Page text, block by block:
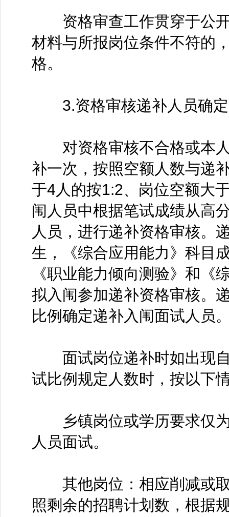
资格审查工作贯穿于公开
材料与所报岗位条件不符的
格。
3.资格审核递补人员确定
对资格审核不合格或本人
补一次，按照空额人数与递
于4人的按1:2、岗位空额大
闱人员中根据笔试成绩从高
人员，进行递补资格审核。
生，《综合应用能力》科目
《职业能力倾向测验》和《
拟入闱参加递补资格审核。
比例确定递补入闱面试人员
面试岗位递补时如出现自
试比例规定人数时，按以下
乡镇岗位或学历要求仅为
人员面试。
其他岗位：相应削减或取
照剩余的招聘计划数，根据